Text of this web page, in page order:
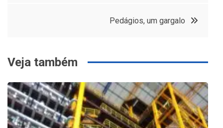
Pedágios, um gargalo
Veja também